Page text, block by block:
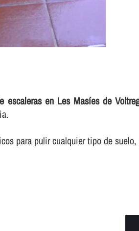
escaleras en Les Masíes de
para pulir cualquier tipo de